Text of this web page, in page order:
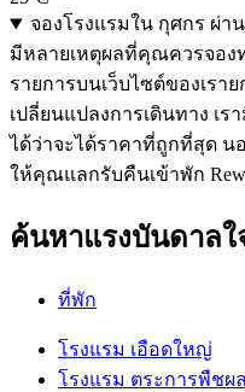
จองโรงแรมใน กุศกร ผ่าน
มีหลายเหตุผลที่คุณควรจอง
รายการบนเว็บไซต์ของเรา
เปลี่ยนแปลงการเดินทาง เ
ได้ว่าจะได้ราคาที่ถูกที่สุด น
ให้คุณแลกรับคืนเข้าพัก
ค้นหาแรงบันดาลใ
ที่พัก
โรงแรม เอือดใหญ่
โรงแรม ตระการพืชผล